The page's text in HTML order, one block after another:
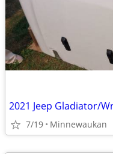
2021 Jeep Gladiator/
7/19 Minnewaukan